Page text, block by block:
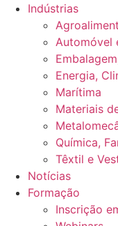
Indústrias
Automóvel
Energia,
Marítima
Materiais
Química,
Têxtil e
Notícias
Formação
Inscrição